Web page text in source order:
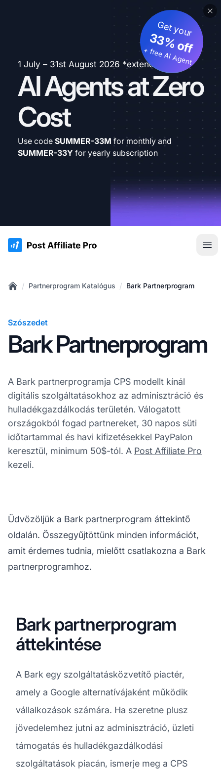
1 July – 31st August 2026 *extended
AI Agents at Zero
Cost
Get your
33% off
+ free AI Agent
Use code SUMMER-33M for monthly and
SUMMER-33Y for yearly subscription
:site.title
/ Partnerprogram Katalógus / Bark Partnerprogram
Szószedet
Bark Partnerprogram
A Bark partnerprogramja CPS modellt kínál
digitális szolgáltatásokhoz az adminisztráció és
hulladékgazdálkodás területén. Válogatott
országokból fogad partnereket, 30 napos süti
időtartammal és havi kifizetésekkel PayPalon
keresztül, minimum 50$-tól. A Post Affiliate Pro
kezeli.
Üdvözöljük a Bark partnerprogram áttekintő
oldalán. Összegyűjtöttünk minden információt,
amit érdemes tudnia, mielőtt csatlakozna a Bark
partnerprogramhoz.
Bark partnerprogram
áttekintése
A Bark egy szolgáltatásközvetítő piactér,
amely a Google alternatívájaként működik
vállalkozások számára. Ha szeretne plusz
jövedelemhez jutni az adminisztráció, üzleti
támogatás és hulladékgazdálkodási
szolgáltatások piacán, ismerje meg a CPS